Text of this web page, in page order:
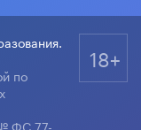
по
ФС 77-
18+